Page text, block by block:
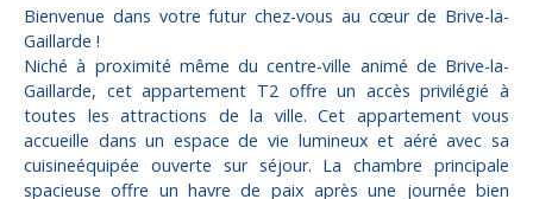
Bienvenue dans votre futur chez-vous au cœur de Brive-la-
Gaillarde !
Niché à proximité même du centre-ville animé de Brive-la-
Gaillarde, cet appartement T2 offre un accès privilégié à
toutes les attractions de la ville. Cet appartement vous
accueille dans un espace de vie lumineux et aéré avec sa
cuisineéquipée ouverte sur séjour. La chambre principale
spacieuse offre un havre de paix après une journée bien